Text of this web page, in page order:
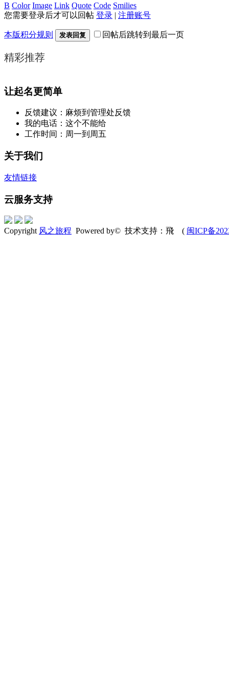
B Color Image Link Quote Code Smilies
您需要登录后才可以回帖 登录 | 注册账号
本版积分规则 发表回复 回帖后跳转到最后一页
精彩推荐
让起名更简单
反馈建议：麻烦到管理处反馈
我的电话：这个不能给
工作时间：周一到周五
关于我们
友情链接
云服务支持
Copyright 风之旅程 Powered by© 技术支持：飛 ( 闽ICP备